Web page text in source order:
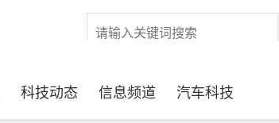
科技动态 信息频道 汽车科技